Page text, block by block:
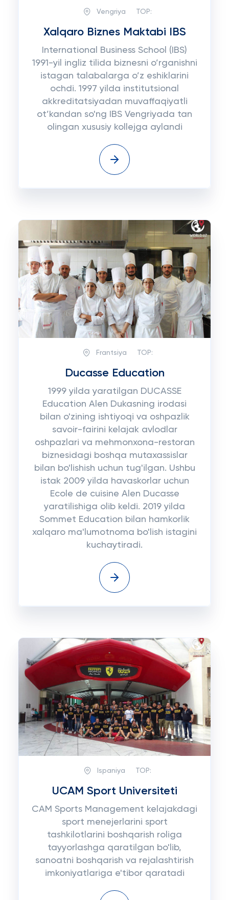
Vengriya TOP:
Xalqaro Biznes Maktabi IBS
International Business School (IBS)
1991-yil ingliz tilida biznesni o’rganishni
istagan talabalarga o’z eshiklarini
ochdi. 1997 yilda institutsional
akkreditatsiyadan muvaffaqiyatli
ot’kandan so'ng IBS Vengriyada tan
olingan xususiy kollejga aylandi
Frantsiya TOP:
Ducasse Education
1999 yilda yaratilgan DUCASSE
Education Alen Dukasning irodasi
bilan o'zining ishtiyoqi va oshpazlik
savoir-fairini kelajak avlodlar
oshpazlari va mehmonxona-restoran
biznesidagi boshqa mutaxassislar
bilan bo'lishish uchun tug'ilgan. Ushbu
istak 2009 yilda havaskorlar uchun
Ecole de cuisine Alen Ducasse
yaratilishiga olib keldi. 2019 yilda
Sommet Education bilan hamkorlik
xalqaro ma'lumotnoma bo'lish istagini
kuchaytiradi.
Ispaniya TOP:
UCAM Sport Universiteti
CAM Sports Management kelajakdagi
sport menejerlarini sport
tashkilotlarini boshqarish roliga
tayyorlashga qaratilgan bo'lib,
sanoatni boshqarish va rejalashtirish
imkoniyatlariga e'tibor qaratadi